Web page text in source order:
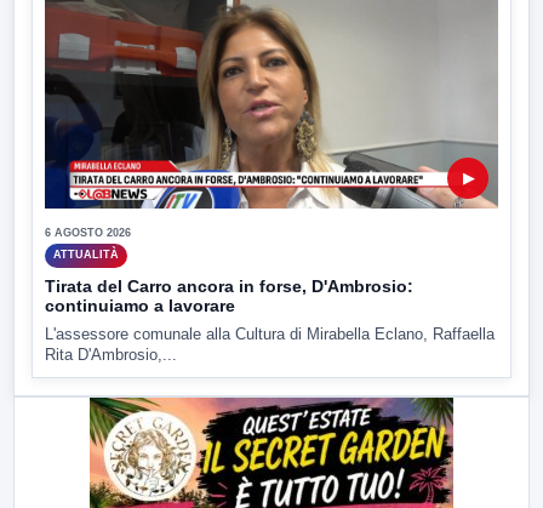
▶
6 AGOSTO 2026
ATTUALITÀ
Tirata del Carro ancora in forse, D'Ambrosio:
continuiamo a lavorare
L'assessore comunale alla Cultura di Mirabella Eclano, Raffaella
Rita D'Ambrosio,...